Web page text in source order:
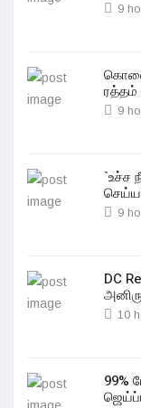
9
ரத்தம்
9
`உச்ச
9
DC
10
99%